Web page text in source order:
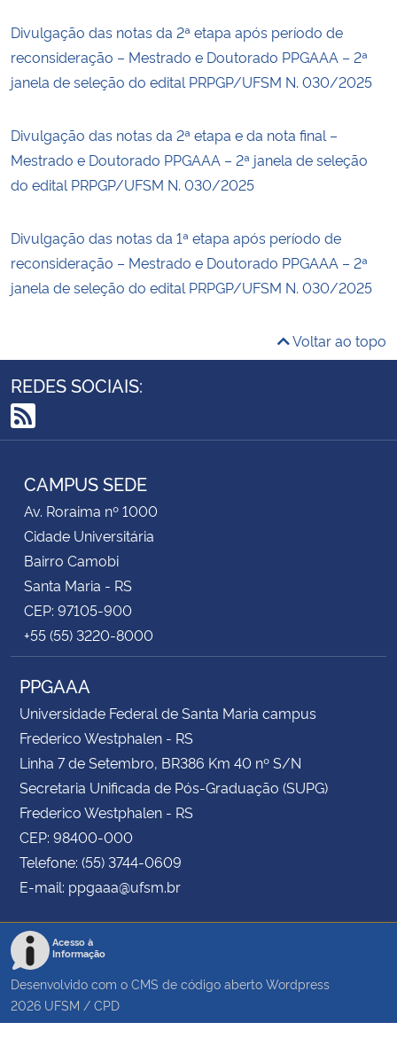
Divulgação das notas da 2ª etapa após período de
reconsideração – Mestrado e Doutorado PPGAAA – 2ª
janela de seleção do edital PRPGP/UFSM N. 030/2025
Divulgação das notas da 2ª etapa e da nota final –
Mestrado e Doutorado PPGAAA – 2ª janela de seleção
do edital PRPGP/UFSM N. 030/2025
Divulgação das notas da 1ª etapa após período de
reconsideração – Mestrado e Doutorado PPGAAA – 2ª
janela de seleção do edital PRPGP/UFSM N. 030/2025
Voltar ao topo
REDES SOCIAIS:
RSS
CAMPUS SEDE
Av. Roraima nº 1000
Cidade Universitária
Bairro Camobi
Santa Maria - RS
CEP: 97105-900
+55 (55) 3220-8000
PPGAAA
Universidade Federal de Santa Maria campus
Frederico Westphalen - RS
Linha 7 de Setembro, BR386 Km 40 nº S/N
Secretaria Unificada de Pós-Graduação (SUPG)
Frederico Westphalen - RS
CEP: 98400-000
Telefone: (55) 3744-0609
E-mail: ppgaaa@ufsm.br
Acesso à
Informação
Desenvolvido com o CMS de código aberto Wordpress
2026 UFSM / CPD